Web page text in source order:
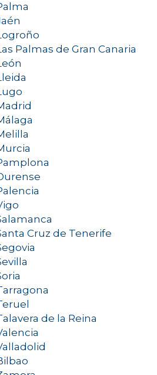
Palmas de Gran Canaria
Cruz de Tenerife
de la Reina